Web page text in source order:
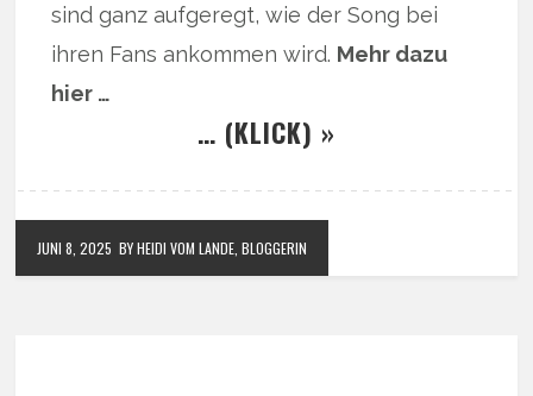
sind ganz aufgeregt, wie der Song bei
ihren Fans ankommen wird. Mehr dazu
hier …
… (KLICK) »
JUNI 8, 2025 BY HEIDI VOM LANDE, BLOGGERIN